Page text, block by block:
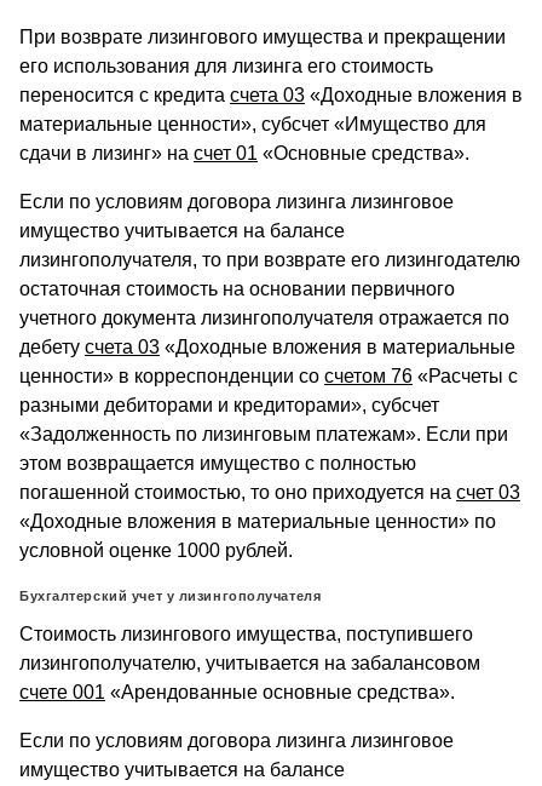
При возврате лизингового имущества и прекращении
его использования для лизинга его стоимость
переносится с кредита счета 03 «Доходные вложения в
материальные ценности», субсчет «Имущество для
сдачи в лизинг» на счет 01 «Основные средства».
Если по условиям договора лизинга лизинговое
имущество учитывается на балансе
лизингополучателя, то при возврате его лизингодателю
остаточная стоимость на основании первичного
учетного документа лизингополучателя отражается по
дебету счета 03 «Доходные вложения в материальные
ценности» в корреспонденции со счетом 76 «Расчеты с
разными дебиторами и кредиторами», субсчет
«Задолженность по лизинговым платежам». Если при
этом возвращается имущество с полностью
погашенной стоимостью, то оно приходуется на счет 03
«Доходные вложения в материальные ценности» по
условной оценке 1000 рублей.
Бухгалтерский учет у лизингополучателя
Стоимость лизингового имущества, поступившего
лизингополучателю, учитывается на забалансовом
счете 001 «Арендованные основные средства».
Если по условиям договора лизинга лизинговое
имущество учитывается на балансе